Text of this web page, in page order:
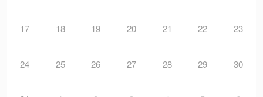
17 18 19 20 21 22 23
24 25 26 27 28 29 30